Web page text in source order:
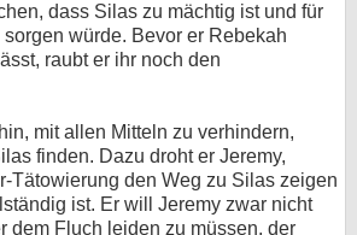
dass Silas zu mächtig ist und für
würde. Bevor er Rebekah
raubt er ihr noch den
mit allen Mitteln zu verhindern,
finden. Dazu droht er Jeremy,
Tätowierung den Weg zu Silas zeigen
ist. Er will Jeremy zwar nicht
dem Fluch leiden zu müssen, der